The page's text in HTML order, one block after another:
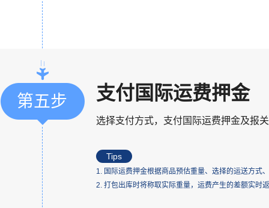
支付国际运费押金
选择支付方式，支付国际运费押金及报
第五步
Tips
1. 国际运费押金根据商品预估重量、选择的运送方式
2. 打包出库时将称取实际重量，运费产生的差额实时